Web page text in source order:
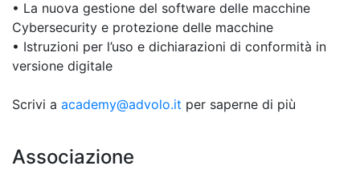
• La nuova gestione del software delle macchine
Cybersecurity e protezione delle macchine
• Istruzioni per l’uso e dichiarazioni di conformità in
versione digitale
Scrivi a academy@advolo.it per saperne di più
Associazione